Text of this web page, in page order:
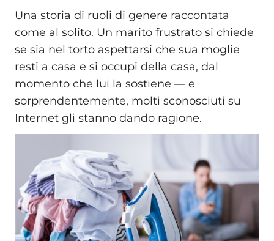
Una storia di ruoli di genere raccontata
come al solito. Un marito frustrato si chiede
se sia nel torto aspettarsi che sua moglie
resti a casa e si occupi della casa, dal
momento che lui la sostiene — e
sorprendentemente, molti sconosciuti su
Internet gli stanno dando ragione.